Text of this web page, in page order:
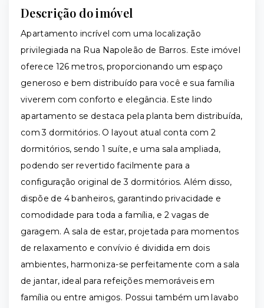
Descrição do imóvel
Apartamento incrível com uma localização
privilegiada na Rua Napoleão de Barros. Este imóvel
oferece 126 metros, proporcionando um espaço
generoso e bem distribuído para você e sua família
viverem com conforto e elegância. Este lindo
apartamento se destaca pela planta bem distribuída,
com 3 dormitórios. O layout atual conta com 2
dormitórios, sendo 1 suíte, e uma sala ampliada,
podendo ser revertido facilmente para a
configuração original de 3 dormitórios. Além disso,
dispõe de 4 banheiros, garantindo privacidade e
comodidade para toda a família, e 2 vagas de
garagem. A sala de estar, projetada para momentos
de relaxamento e convívio é dividida em dois
ambientes, harmoniza-se perfeitamente com a sala
de jantar, ideal para refeições memoráveis em
família ou entre amigos. Possui também um lavabo